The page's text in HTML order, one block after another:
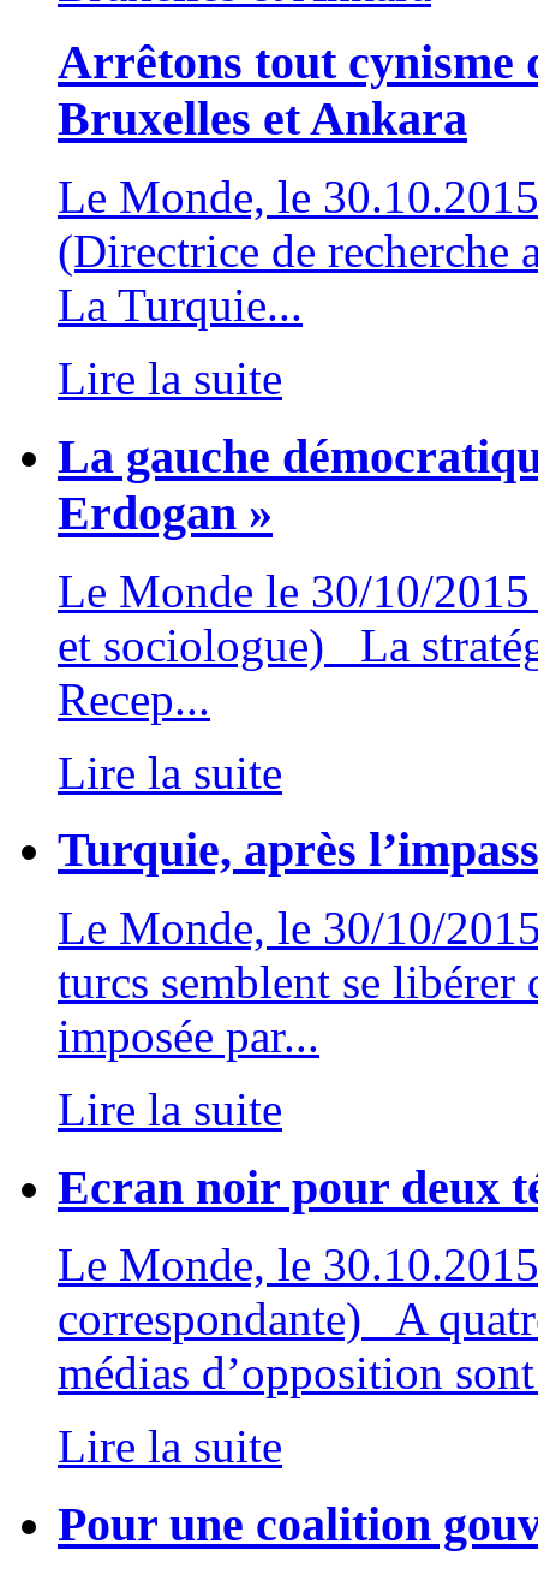
Arrêtons tout cynisme
Bruxelles et Ankara
Le Monde, le
(Directrice de
La Turquie...
Lire la suite
La gauche
Erdogan »
Le Monde le 30/10/
et sociologue) La
Recep...
Lire la suite
Turquie, après
Le Monde, le 30/10/
turcs semblent se
imposée par...
Lire la suite
Ecran noir pour deux
Le Monde, le
correspondante) A
médias d’opposition
Lire la suite
Pour une coalition